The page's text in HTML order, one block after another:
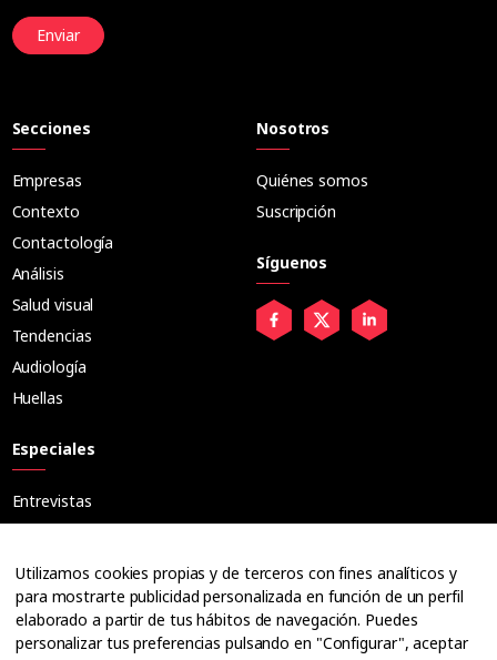
Enviar
Secciones
Empresas
Contexto
Contactología
Análisis
Salud visual
Tendencias
Audiología
Huellas
Especiales
Entrevistas
Ópticos
Cuadernos
Guías
Nosotros
Quiénes somos
Suscripción
Síguenos
Utilizamos cookies propias y de terceros con fines analíticos y
para mostrarte publicidad personalizada en función de un perfil
elaborado a partir de tus hábitos de navegación. Puedes
personalizar tus preferencias pulsando en "Configurar", aceptar